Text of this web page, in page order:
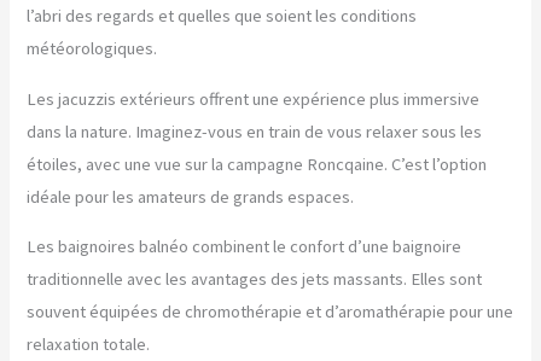
l’abri des regards et quelles que soient les conditions
météorologiques.
Les jacuzzis extérieurs offrent une expérience plus immersive
dans la nature. Imaginez-vous en train de vous relaxer sous les
étoiles, avec une vue sur la campagne Roncqaine. C’est l’option
idéale pour les amateurs de grands espaces.
Les baignoires balnéo combinent le confort d’une baignoire
traditionnelle avec les avantages des jets massants. Elles sont
souvent équipées de chromothérapie et d’aromathérapie pour une
relaxation totale.